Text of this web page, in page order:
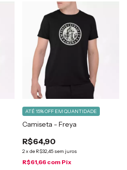
Camiseta - Freya
R$64,90
2x de R$32,45 sem juros
ATÉ 15% OFF EM QUANTIDADE
R$61,66 com Pix